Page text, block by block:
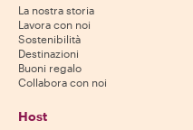
La nostra storia
Lavora con noi
Sostenibilità
Destinazioni
Buoni regalo
Collabora con noi
Host